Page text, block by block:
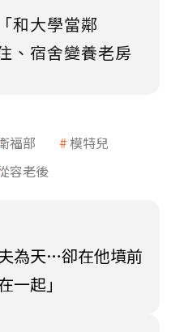
和大學當鄰
、宿舍變養老房
福部
模特兒
容老後
為天…卻在他墳前
一起」